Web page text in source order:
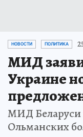
НОВОСТИ ПОЛИТИКА
МИД
Украине
МИД Беларуси
Ольманских